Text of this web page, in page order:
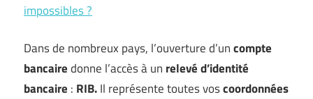
impossibles ?
Dans de nombreux pays, l’ouverture d’uncompte
bancairedonne l’accès à un relevé d’identité
bancaire : RIB.Il représente toutes voscoordonnées